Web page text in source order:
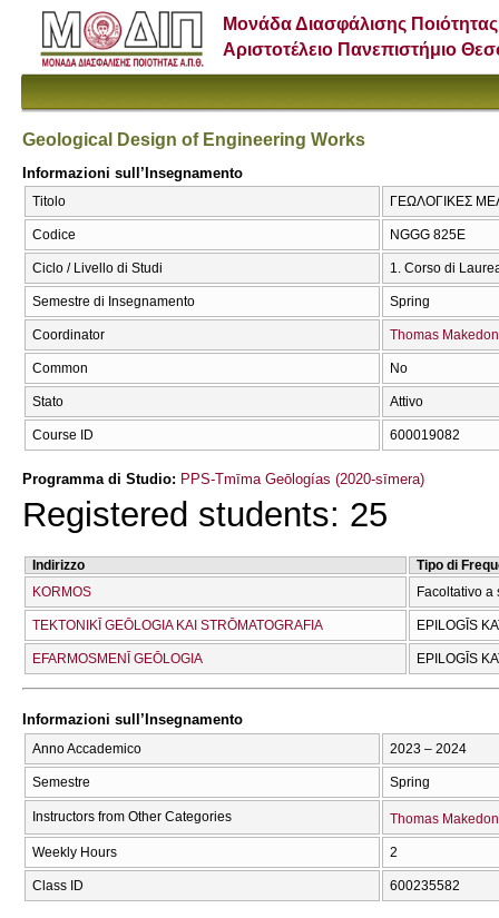
Μονάδα Διασφάλισης Ποιότητας
Αριστοτέλειο Πανεπιστήμιο
Geological Design of Engineering Works
Informazioni sull’Insegnamento
Titolo ΓΕΩΛΟΓΙΚΕΣ
Codice NGGG 825Ε
Ciclo / Livello di Studi 1. Corso di
Semestre di Insegnamento Spring
Coordinator Thomas Makedon
Common No
Stato Attivo
Course ID 600019082
Programma di Studio: PPS-Tmīma Geōlogías (2020-sīmera)
Registered students: 25
Indirizzo
Tipo di
KORMOS
Facoltativo a
TEKTONIKĪ GEŌLOGIA KAI STRŌMATOGRAFIA EPILOGĪS
EFARMOSMENĪ GEŌLOGIA EPILOGĪS
Informazioni sull’Insegnamento
Anno Accademico 2023 – 2024
Semestre Spring
Instructors from Other Categories Thomas Makedon
Weekly Hours 2
Class ID 600235582